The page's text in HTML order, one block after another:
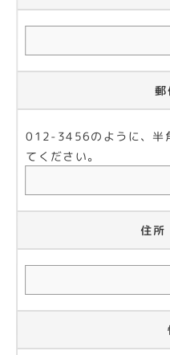
郵
012-3456のように、半
てください。
住所